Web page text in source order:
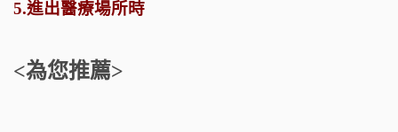
5.進出醫療場所時
<為您推薦>